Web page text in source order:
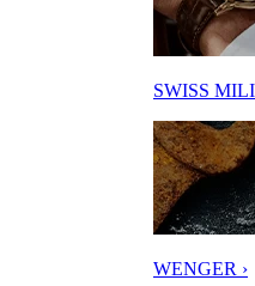
SWISS
WENGER ›